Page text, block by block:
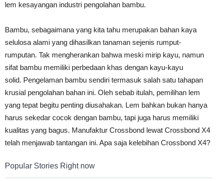
lem kesayangan industri pengolahan bambu.
Bambu, sebagaimana yang kita tahu merupakan bahan kaya
selulosa alami yang dihasilkan tanaman sejenis rumput-
rumputan. Tak mengherankan bahwa meski mirip kayu, namun
sifat bambu memiliki perbedaan khas dengan kayu-kayu
solid. Pengelaman bambu sendiri termasuk salah satu tahapan
krusial pengolahan bahan ini. Oleh sebab itulah, pemilihan lem
yang tepat begitu penting diusahakan. Lem bahkan bukan hanya
harus sekedar cocok dengan bambu, tapi juga harus memiliki
kualitas yang bagus. Manufaktur Crossbond lewat Crossbond X4
telah menjawab tantangan ini. Apa saja kelebihan Crossbond X4?
Popular Stories Right now